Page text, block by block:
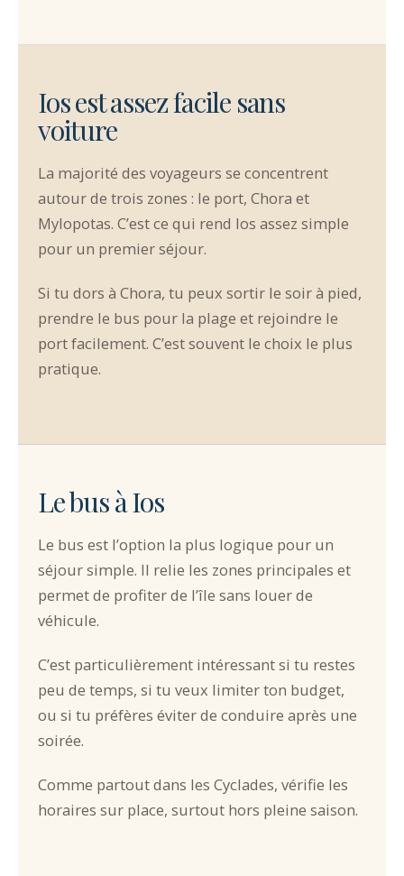
Ios est assez facile sans
voiture
La majorité des voyageurs se concentrent
autour de trois zones : le port, Chora et
Mylopotas. C’est ce qui rend Ios assez simple
pour un premier séjour.
Si tu dors à Chora, tu peux sortir le soir à pied,
prendre le bus pour la plage et rejoindre le
port facilement. C’est souvent le choix le plus
pratique.
Le bus à Ios
Le bus est l’option la plus logique pour un
séjour simple. Il relie les zones principales et
permet de profiter de l’île sans louer de
véhicule.
C’est particulièrement intéressant si tu restes
peu de temps, si tu veux limiter ton budget,
ou si tu préfères éviter de conduire après une
soirée.
Comme partout dans les Cyclades, vérifie les
horaires sur place, surtout hors pleine saison.